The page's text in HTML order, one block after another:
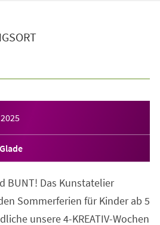
BUNT! Das Kunstatelier
Sommerferien für Kinder ab 5
unsere 4-KREATIV-Wochen